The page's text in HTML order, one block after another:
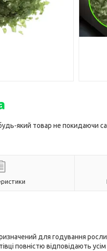
який товар не покидаючи
для годування
повністю відповідають